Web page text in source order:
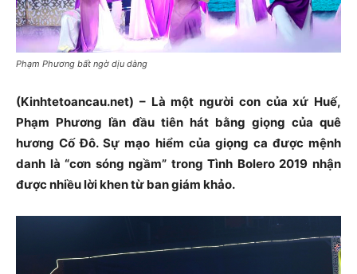
Phạm Phương bất ngờ dịu dàng
(Kinhtetoancau.net) – Là một người con của xứ Huế,
Phạm Phương lần đầu tiên hát bằng giọng của quê
hương Cố Đô. Sự mạo hiểm của giọng ca được mệnh
danh là “cơn sóng ngầm” trong Tình Bolero 2019 nhận
được nhiều lời khen từ ban giám khảo.